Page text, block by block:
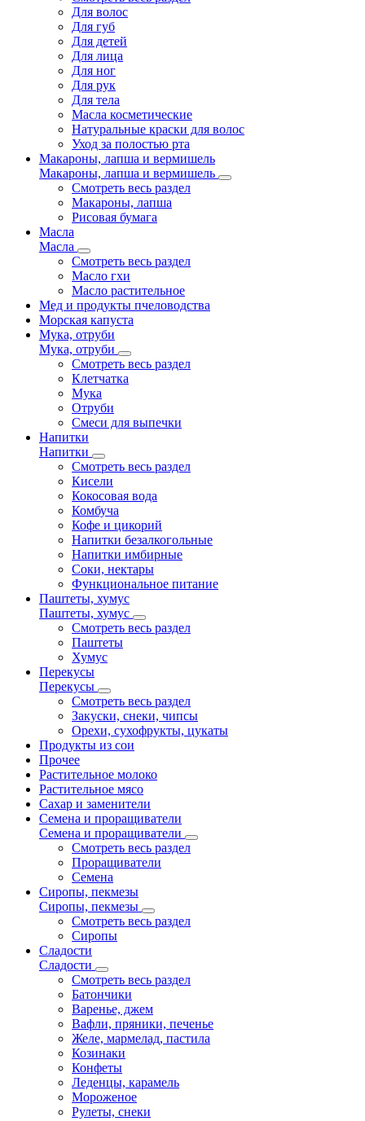
Для волос
Для губ
Для детей
Для лица
Для ног
Для рук
Для тела
Масла косметические
Натуральные краски для волос
Уход за полостью рта
Макароны, лапша и вермишель
Макароны, лапша и вермишель
Смотреть весь раздел
Макароны, лапша
Рисовая бумага
Масла
Масла
Смотреть весь раздел
Масло гхи
Масло растительное
Мед и продукты пчеловодства
Морская капуста
Мука, отруби
Мука, отруби
Смотреть весь раздел
Клетчатка
Мука
Отруби
Смеси для выпечки
Напитки
Напитки
Смотреть весь раздел
Кисели
Кокосовая вода
Комбуча
Кофе и цикорий
Напитки безалкогольные
Напитки имбирные
Соки, нектары
Функциональное питание
Паштеты, хумус
Паштеты, хумус
Смотреть весь раздел
Паштеты
Хумус
Перекусы
Перекусы
Смотреть весь раздел
Закуски, снеки, чипсы
Орехи, сухофрукты, цукаты
Продукты из сои
Прочее
Растительное молоко
Растительное мясо
Сахар и заменители
Семена и проращиватели
Семена и проращиватели
Смотреть весь раздел
Проращиватели
Семена
Сиропы, пекмезы
Сиропы, пекмезы
Смотреть весь раздел
Сиропы
Сладости
Сладости
Смотреть весь раздел
Батончики
Варенье, джем
Вафли, пряники, печенье
Желе, мармелад, пастила
Козинаки
Конфеты
Леденцы, карамель
Мороженое
Рулеты, снеки